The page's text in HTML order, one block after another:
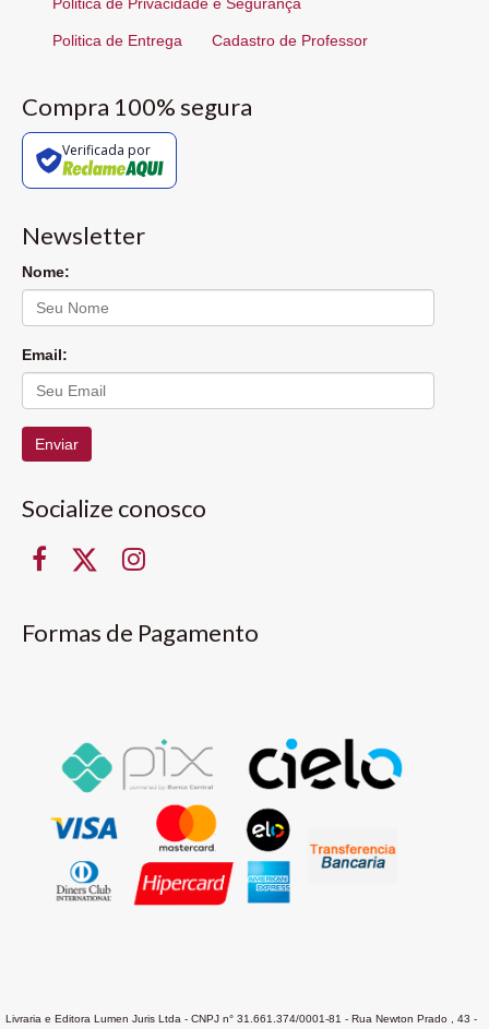
Politica de Entrega Cadastro de Professor
Compra 100% segura
Verificada por
Newsletter
Nome:
Email:
Enviar
Socialize conosco
Formas de Pagamento
Livraria e Editora Lumen Juris Ltda - CNPJ n° 31.661.374/0001-81 - Rua Newton Prado , 43 -